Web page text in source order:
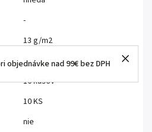
objednávke nad 99€ bez DPH
-
13 g/m2
samolepiace s páskou
10 kusov
10 KS
nie